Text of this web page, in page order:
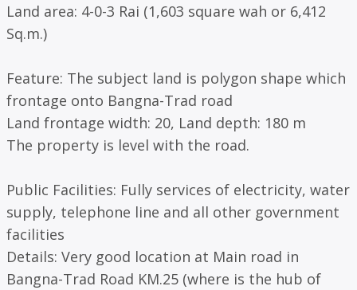
Land area: 4-0-3 Rai (1,603 square wah or 6,412
Sq.m.)
Feature: The subject land is polygon shape which
frontage onto Bangna-Trad road
Land frontage width: 20, Land depth: 180 m
The property is level with the road.
Public Facilities: Fully services of electricity, water
supply, telephone line and all other government
facilities
Details: Very good location at Main road in
Bangna-Trad Road KM.25 (where is the hub of